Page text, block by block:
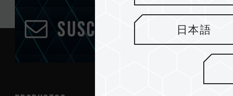
Suscríbete al boletín
日本語